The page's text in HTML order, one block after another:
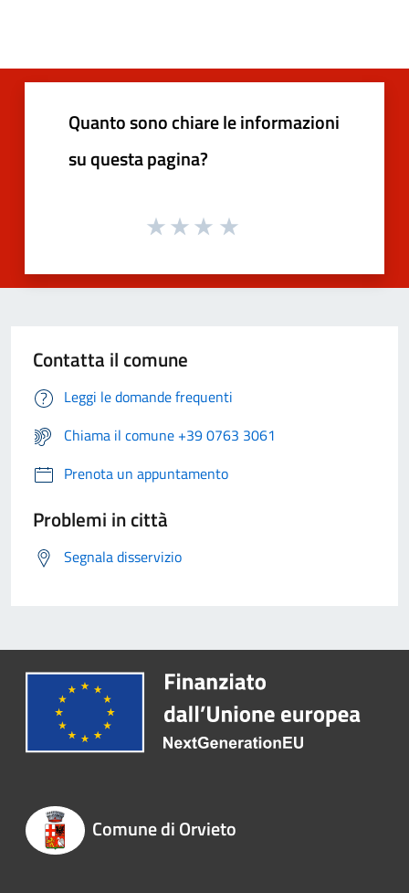
Quanto sono chiare le informazioni
su questa pagina?
Contatta il comune
Leggi le domande frequenti
Chiama il comune +39 0763 3061
Prenota un appuntamento
Problemi in città
Segnala disservizio
Comune di Orvieto